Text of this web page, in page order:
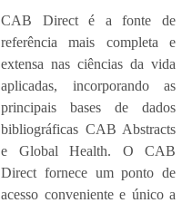
CAB Direct é a fonte de
referência mais completa e
extensa nas ciências da vida
aplicadas, incorporando as
principais bases de dados
bibliográficas CAB Abstracts
e Global Health. O CAB
Direct fornece um ponto de
acesso conveniente e único a